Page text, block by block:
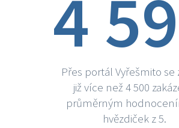
4
Přes portál Vyřešmito se
již více než 4 500
průměrným
hvězdiček z 5.